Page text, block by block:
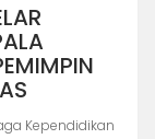
Kependidikan